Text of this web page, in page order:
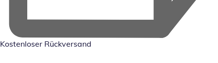
Kostenloser Rückversand